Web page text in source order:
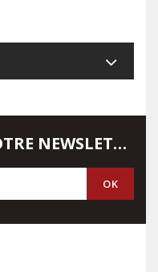
INSCRIVEZ-VOUS À NOTRE NEWSLETTER